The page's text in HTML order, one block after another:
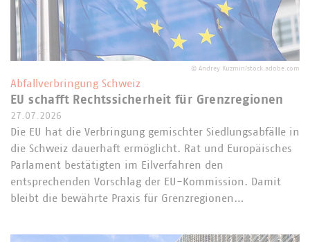
© Andrey Kuzmin/stock.adobe.com
Abfallverbringung Schweiz
EU schafft Rechtssicherheit für Grenzregionen
27.07.2026
Die EU hat die Verbringung gemischter Siedlungsabfälle in
die Schweiz dauerhaft ermöglicht. Rat und Europäisches
Parlament bestätigten im Eilverfahren den
entsprechenden Vorschlag der EU-Kommission. Damit
bleibt die bewährte Praxis für Grenzregionen…